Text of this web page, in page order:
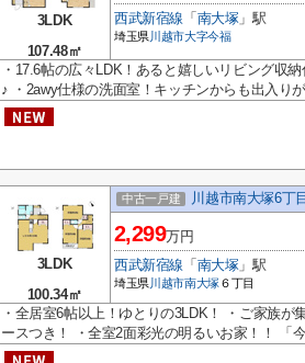
3LDK
107.48㎡
西武新宿線 「 南大塚」駅
埼玉県川越市大字今福
・17.6帖の広々LDK！あると嬉しいリビング収
♪ ・2awy仕様の洗面室！キッチンからも出入り
3LDK
100.34㎡
中古一戸建 川越市南大塚6
2,299万円
西武新宿線 「 南大塚」駅
埼玉県川越市南大塚 ６丁目
・全居室6帖以上！ゆとりの3LDK！ ・ご家族
ースつき！ ・全室2面彩光の明るいお家！！ 「